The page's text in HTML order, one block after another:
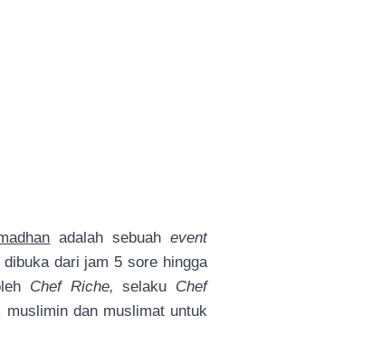
adalah sebuahevent
dari jam 5 sore hingga
Chef Riche,selaku Chef
dan muslimat untuk